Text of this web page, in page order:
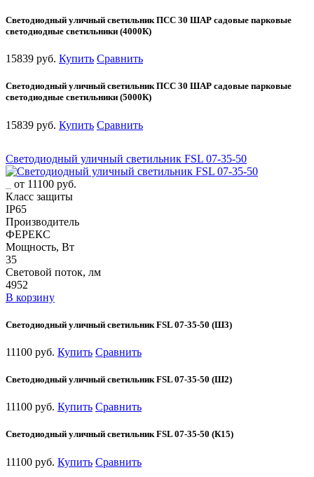
Светодиодный уличный светильник ПСС 30 ШАР садовые парковые
светодиодные светильники (4000К)
15839 руб. Купить Сравнить
Светодиодный уличный светильник ПСС 30 ШАР садовые парковые
светодиодные светильники (5000К)
15839 руб. Купить Сравнить
Светодиодный уличный светильник FSL 07-35-50
от 11100 руб.
Класс защиты
IP65
Производитель
ФЕРЕКС
Мощность, Вт
35
Световой поток, лм
4952
В корзину
Светодиодный уличный светильник FSL 07-35-50 (Ш3)
11100 руб. Купить Сравнить
Светодиодный уличный светильник FSL 07-35-50 (Ш2)
11100 руб. Купить Сравнить
Светодиодный уличный светильник FSL 07-35-50 (К15)
11100 руб. Купить Сравнить